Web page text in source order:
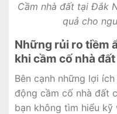
Cầm nhà đất tại Đắk
quả cho
Những rủi ro tiềm
khi cầm cố nhà đất
Bên cạnh những lợi
động cầm cố nhà đất
bạn không tìm hiểu kỹ